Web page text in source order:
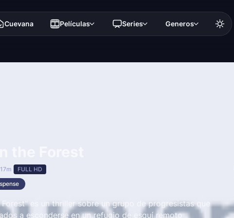
Cuevana Películas Series Generos
FULL HD
Forest" es un thriller sobre un grupo de progresistas que
a esconderse en un refugio de esquí remoto